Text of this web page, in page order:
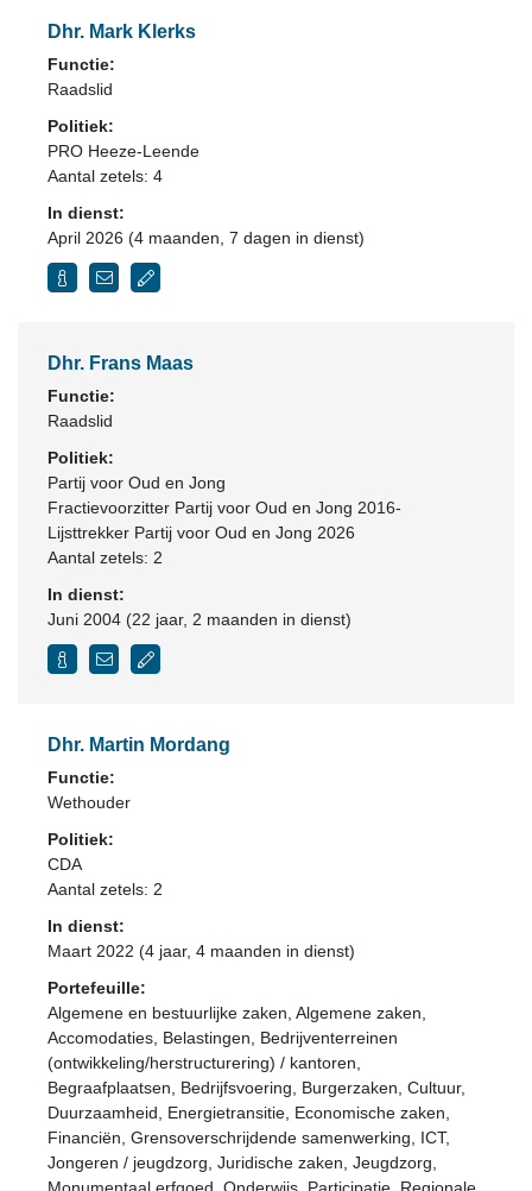
Dhr. Mark Klerks
Functie:
Raadslid
Politiek:
PRO Heeze-Leende
Aantal zetels: 4
In dienst:
April 2026 (4 maanden, 7 dagen in dienst)
Dhr. Frans Maas
Functie:
Raadslid
Politiek:
Partij voor Oud en Jong
Fractievoorzitter Partij voor Oud en Jong 2016-
Lijsttrekker Partij voor Oud en Jong 2026
Aantal zetels: 2
In dienst:
Juni 2004 (22 jaar, 2 maanden in dienst)
Dhr. Martin Mordang
Functie:
Wethouder
Politiek:
CDA
Aantal zetels: 2
In dienst:
Maart 2022 (4 jaar, 4 maanden in dienst)
Portefeuille:
Algemene en bestuurlijke zaken, Algemene zaken,
Accomodaties, Belastingen, Bedrijventerreinen
(ontwikkeling/herstructurering) / kantoren,
Begraafplaatsen, Bedrijfsvoering, Burgerzaken, Cultuur,
Duurzaamheid, Energietransitie, Economische zaken,
Financiën, Grensoverschrijdende samenwerking, ICT,
Jongeren / jeugdzorg, Juridische zaken, Jeugdzorg,